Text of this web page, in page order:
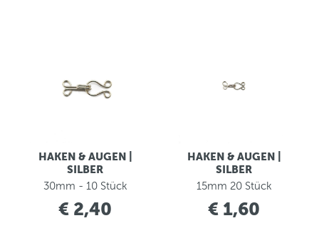
HAKEN & AUGEN |
SILBER
30mm - 10 Stück
€ 2,40
HAKEN & AUGEN |
SILBER
15mm 20 Stück
€ 1,60